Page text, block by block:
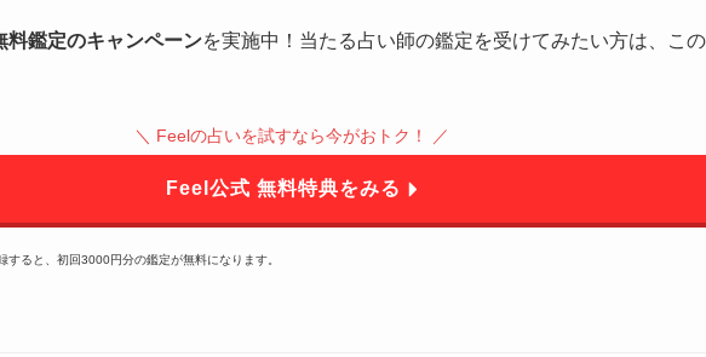
料鑑定のキャンペーンを実施中！当たる占い師の鑑定を受けてみたい方は、こ
＼ Feelの占いを試すなら今がおトク！ ／
Feel公式 無料特典をみる
ると、初回3000円分の鑑定が無料になります。